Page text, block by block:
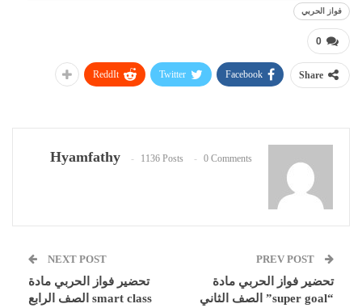
فواز الحربي
0
Share
Facebook
Twitter
ReddIt
Hyamfathy 1136 Posts 0 Comments
تحضير فواز الحربي مادة
“super goal” الصف الثاني
NEXT POST
تحضير فواز الحربي مادة
smart class الصف الرابع